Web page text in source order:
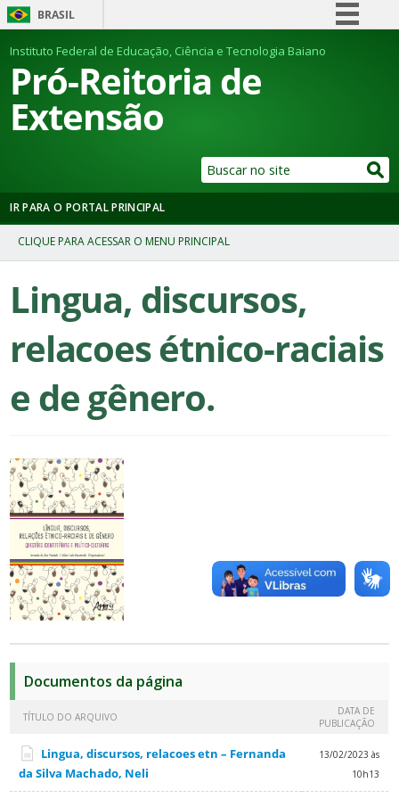
BRASIL
Simplifique!
Comunica BR
Legislação
Canais
Instituto Federal de Educação, Ciência e Tecnologia Baiano
Pró-Reitoria de
Extensão
IR PARA O PORTAL PRINCIPAL
Lingua, discursos,
relacoes étnico-raciais
e de gênero.
Documentos da página
TÍTULO DO ARQUIVO
DATA DE
PUBLICAÇÃO
Lingua, discursos, relacoes etn – Fernanda
da Silva Machado, Neli
13/02/2023 às
10h13